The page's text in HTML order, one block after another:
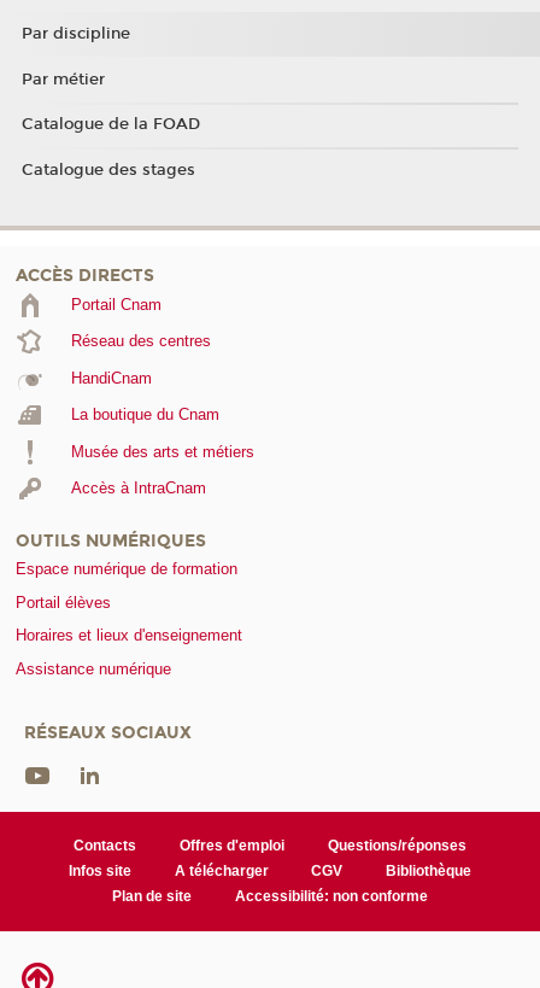
Par discipline
Par métier
Catalogue de la FOAD
Catalogue des stages
ACCÈS DIRECTS
Portail Cnam
Réseau des centres
HandiCnam
La boutique du Cnam
Musée des arts et métiers
Accès à IntraCnam
OUTILS NUMÉRIQUES
Espace numérique de formation
Portail élèves
Horaires et lieux d'enseignement
Assistance numérique
RÉSEAUX SOCIAUX
Contacts Offres d'emploi
Questions/réponses
Infos site
A télécharger CGV
Bibliothèque
Plan de site
Accessibilité: non conforme